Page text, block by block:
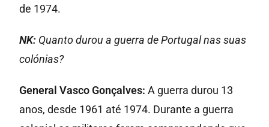
de 1974.
NK: Quanto durou a guerra de Portugal nas suas
colónias?
General Vasco Gonçalves: A guerra durou 13
anos, desde 1961 até 1974. Durante a guerra